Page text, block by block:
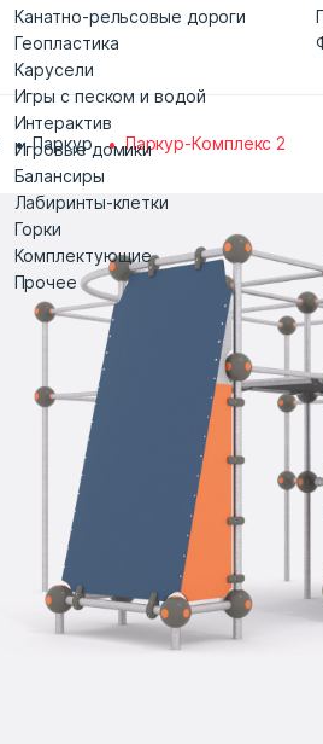
Канатно-рельсовые дороги
Геопластика
Карусели
Игры с песком и водой
Интерактив
Игровые домики
Балансиры
Лабиринты-клетки
Горки
Комплектующие
Прочее
Паркур Паркур-Комплекс 2